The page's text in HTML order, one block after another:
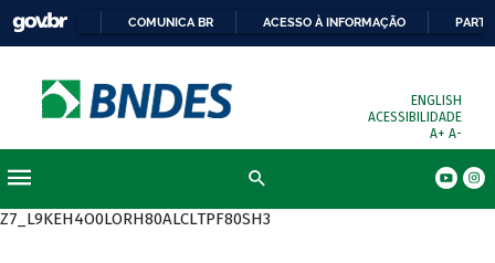
COMUNICA BR ACESSO À INFORMAÇÃO
ENGLISH
ACESSIBILIDADE
A+ A-
Z7_L9KEH4O0LORH80ALCLTPF80SH3